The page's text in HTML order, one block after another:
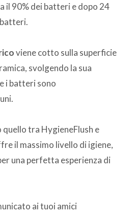
il 90% dei batteri e dopo 24
viene cotto sulla superficie
svolgendo la sua
i batteri sono
tra HygieneFlush e
il massimo livello di igiene,
una perfetta esperienza di
ai tuoi amici